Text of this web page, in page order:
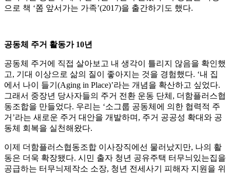
으로 책 ‘쫌 앞서가는 가족’(2017)을 출간하기도 했다.
공동체 주거 활동가 10년
공동체 주거에 직접 살아보고 내 생각이 틀리지 않음을 확인했
고, 기대 이상으로 삶의 질이 좋아지는 것을 경험했다. ‘내 집
에서 나이 들기(Aging in Place)’라는 개념을 확산하고 싶었다.
그래서 중장년 당사자들의 주거 전환 운동 단체, 더함플러스협
동조합을 만들었다. 우리는 ‘소그룹 공동체에 의한 협력적 주
거’라는 새로운 주거 대안을 개발하며, 주거 공공성 확대와 공
동체 회복을 실천해왔다.
이제 더함플러스협동조합 이사장직에선 물러났지만, 나의 활
동은 더욱 확장됐다. 시민 출자 청년 공유주택 터무늬있는집을
공급하는 터무늬제작소 소장, 청년 전세사기 피해자 지원을 위